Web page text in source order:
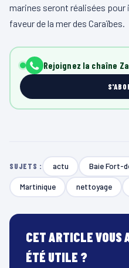
marines seront réalisées
faveur de la mer des Caraïbes.
Rejoignez la chaîne
SUJETS : actu Baie Fort-
Martinique nettoyage
CET ARTICLE VOUS
ÉTÉ UTILE ?